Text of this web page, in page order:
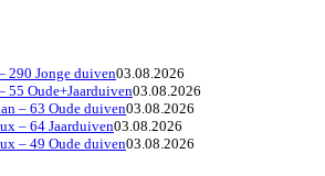
290 Jonge duiven03.08.2026
55 Oude+Jaarduiven03.08.2026
– 63 Oude duiven03.08.2026
– 64 Jaarduiven03.08.2026
– 49 Oude duiven03.08.2026